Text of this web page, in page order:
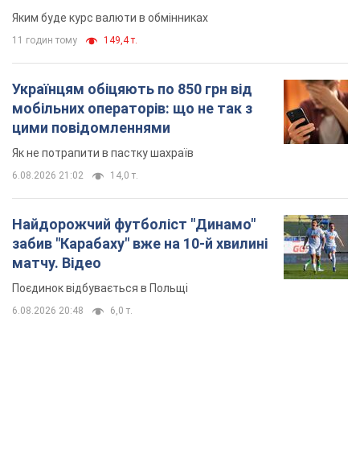
Яким буде курс валюти в обмінниках
11 годин тому 149,4 т.
Українцям обіцяють по 850 грн від
мобільних операторів: що не так з
цими повідомленнями
Як не потрапити в пастку шахраїв
6.08.2026 21:02 14,0 т.
Найдорожчий футболіст "Динамо"
забив "Карабаху" вже на 10-й хвилині
матчу. Відео
Поєдинок відбувається в Польщі
6.08.2026 20:48 6,0 т.